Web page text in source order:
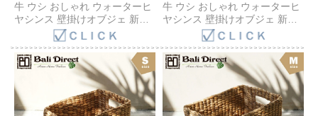
牛 ウシ おしゃれ ウォーターヒ
ヤシンス 壁掛けオブジェ 新居
祝い ナチュラル デコレーショ
ン カフェ風 韓国風インテリア
北欧 BOHO Z080302G Bali
Direct
牛 ウシ おしゃれ ウォーターヒ
ヤシンス 壁掛けオブジェ 新居
祝いナチュラル デコレーショ
ン カフェ風 韓国風インテリア
北欧 BOHO Z080303G Bali
Direct